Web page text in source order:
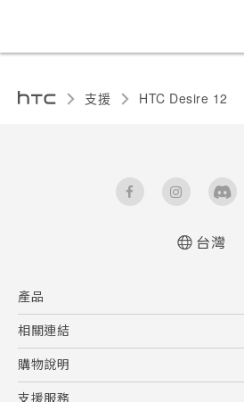
支援 HTC Desire 12‎
User manual
台灣
產品
5G
智慧型手機
配件
相關連結
HTC Research
購物說明
購物須知